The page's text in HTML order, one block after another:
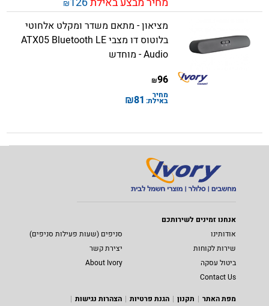
₪
מציאון - מתאם משדר ומקלט אלחוטי
בלוטוס דו מצבי ATX05 Bluetooth LE
Audio - מוחדש
96
₪
מחיר
באילת: 81
₪
אנחנו זמינים לשירותכם
אודותינו
סניפים (שעות פעילות סניפים)
שירות לקוחות
יצירת קשר
ביטול עסקה
About Ivory
Contact Us
מפת האתר
תקנון הגנת פרטיות
הצהרות נגישות